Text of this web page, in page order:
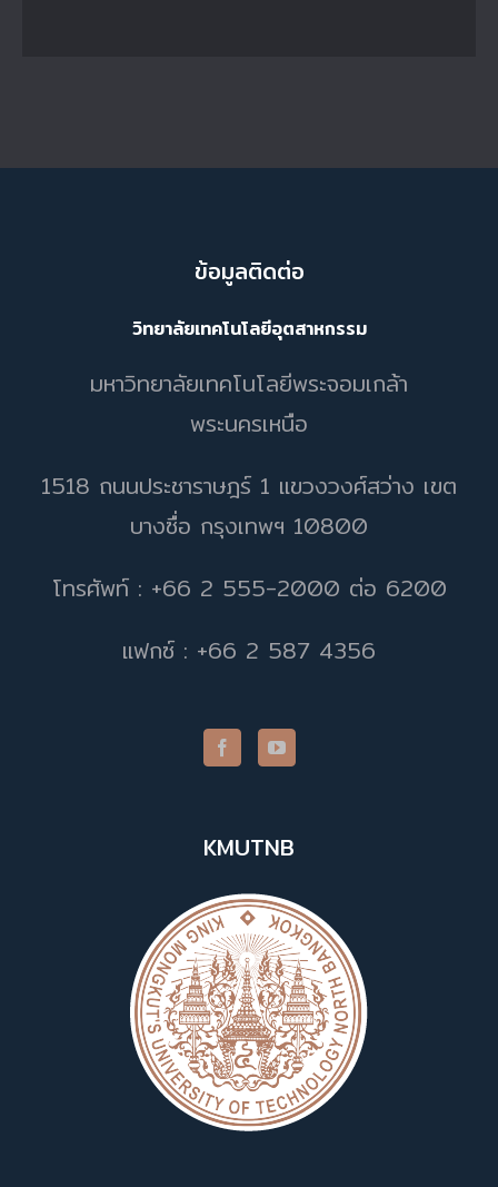
ข้อมูลติดต่อ
วิทยาลัยเทคโนโลยีอุตสาหกรรม
มหาวิทยาลัยเทคโนโลยีพระจอมเกล้า
พระนครเหนือ
1518 ถนนประชาราษฎร์ 1 แขวงวงศ์สว่าง เขต
บางซื่อ กรุงเทพฯ 10800
โทรศัพท์ : +66 2 555-2000 ต่อ 6200
แฟกซ์ : +66 2 587 4356
KMUTNB